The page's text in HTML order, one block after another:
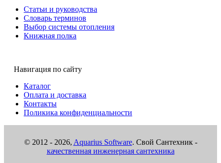
19747 Муфта переходная ВР 2" х 1 1/4"
Статьи и руководства
Словарь терминов
Выбор системы отопления
Книжная полка
Навигация по сайту
Каталог
Оплата и доставка
Контакты
Поликика конфиденциальности
© 2012 - 2026, Aquarius Software. Свой Сантехник -
качественная инженерная сантехника